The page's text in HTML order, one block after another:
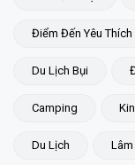
Điểm Đến Yêu Thích
Du Lịch Bụi
Camping
Du Lịch